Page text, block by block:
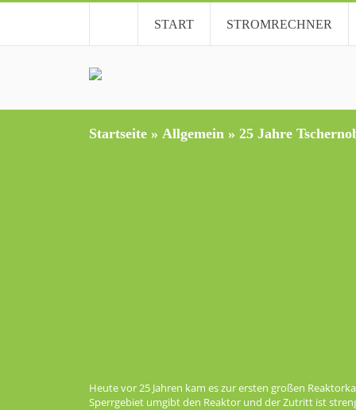
START STROMRECHNER
Startseite » Allgemein » 25 Jahre
Heute vor 25 Jahren kam es zur ersten großen
Sperrgebiet umgibt den Reaktor und der Zutritt ist